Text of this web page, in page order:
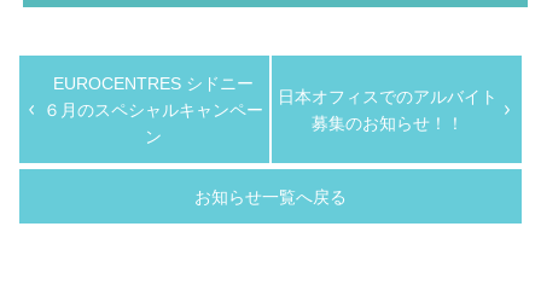
EUROCENTRES シドニー
６月のスペシャルキャンペー
ン
お知らせ一覧へ戻る
日本オフィスでのアルバイト
募集のお知らせ！！